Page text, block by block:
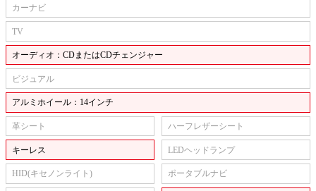
カーナビ
TV
オーディオ：CDまたはCDチェンジャー
ビジュアル
アルミホイール：14インチ
革シート ハーフレザーシート
キーレス LEDヘッドランプ
HID(キセノンライト) ポータブルナビ